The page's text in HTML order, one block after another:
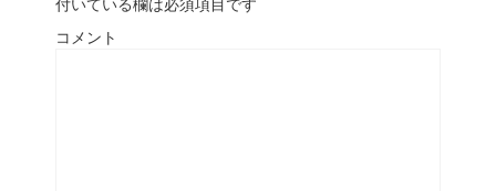
付いている欄は必須項目です
コメント